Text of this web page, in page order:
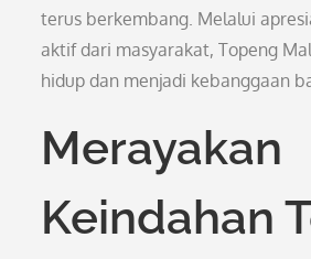
terus berkembang. Melalui
aktif dari masyarakat, Topeng
hidup dan menjadi kebanggaan
Merayakan
Keindahan